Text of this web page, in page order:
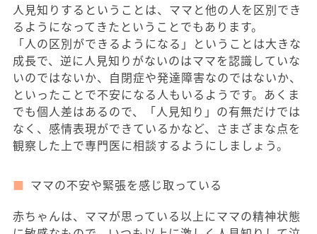
人見知りするということは、ママと他の人を区別でき
るようになってきたということでもあります。
「人の区別ができるようになる」ということは大きな
成長で、逆に人見知りがないのはママを認識していな
いのではないか、自閉症や発達障害なのではないか、
といったことで不安になる人もいるようです。あくま
でも個人差はあるので、「人見知り」の有無だけでは
なく、感情表現ができているかなど、さまざまな点を
観察した上で専門医に相談するようにしましょう。
ママの不安や緊張を感じ取っている
赤ちゃんは、ママが思っている以上にママの精神状態